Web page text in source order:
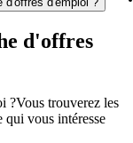
d'offres
?Vous trouverez les
qui vous intéresse